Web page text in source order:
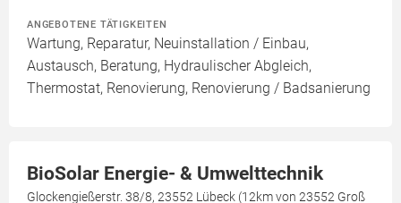
ANGEBOTENE TÄTIGKEITEN
Wartung, Reparatur, Neuinstallation / Einbau,
Austausch, Beratung, Hydraulischer Abgleich,
Thermostat, Renovierung, Renovierung / Badsanierung
BioSolar Energie- & Umwelttechnik
Glockengießerstr. 38/8, 23552 Lübeck (12km von 23552 Groß